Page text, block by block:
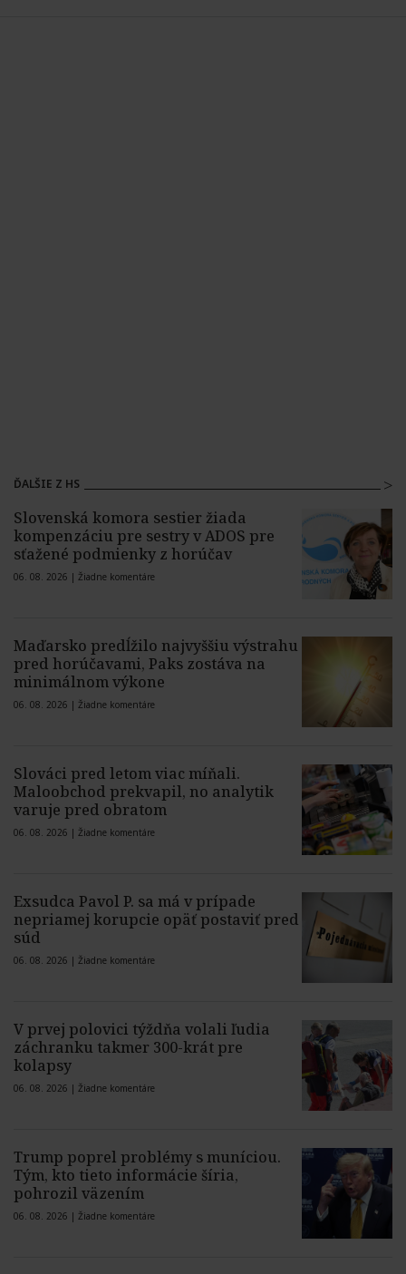
ĎALŠIE Z HS
Slovenská komora sestier žiada
kompenzáciu pre sestry v ADOS pre
sťažené podmienky z horúčav
06. 08. 2026 | Žiadne komentáre
Maďarsko predĺžilo najvyššiu výstrahu
pred horúčavami, Paks zostáva na
minimálnom výkone
06. 08. 2026 | Žiadne komentáre
Slováci pred letom viac míňali.
Maloobchod prekvapil, no analytik
varuje pred obratom
06. 08. 2026 | Žiadne komentáre
Exsudca Pavol P. sa má v prípade
nepriamej korupcie opäť postaviť pred
súd
06. 08. 2026 | Žiadne komentáre
V prvej polovici týždňa volali ľudia
záchranku takmer 300-krát pre
kolapsy
06. 08. 2026 | Žiadne komentáre
Trump poprel problémy s muníciou.
Tým, kto tieto informácie šíria,
pohrozil väzením
06. 08. 2026 | Žiadne komentáre